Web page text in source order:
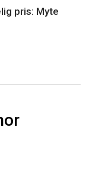
pris: Myte